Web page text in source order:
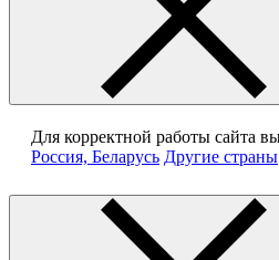
Для корректной работы сайта
Россия, Беларусь Другие страны